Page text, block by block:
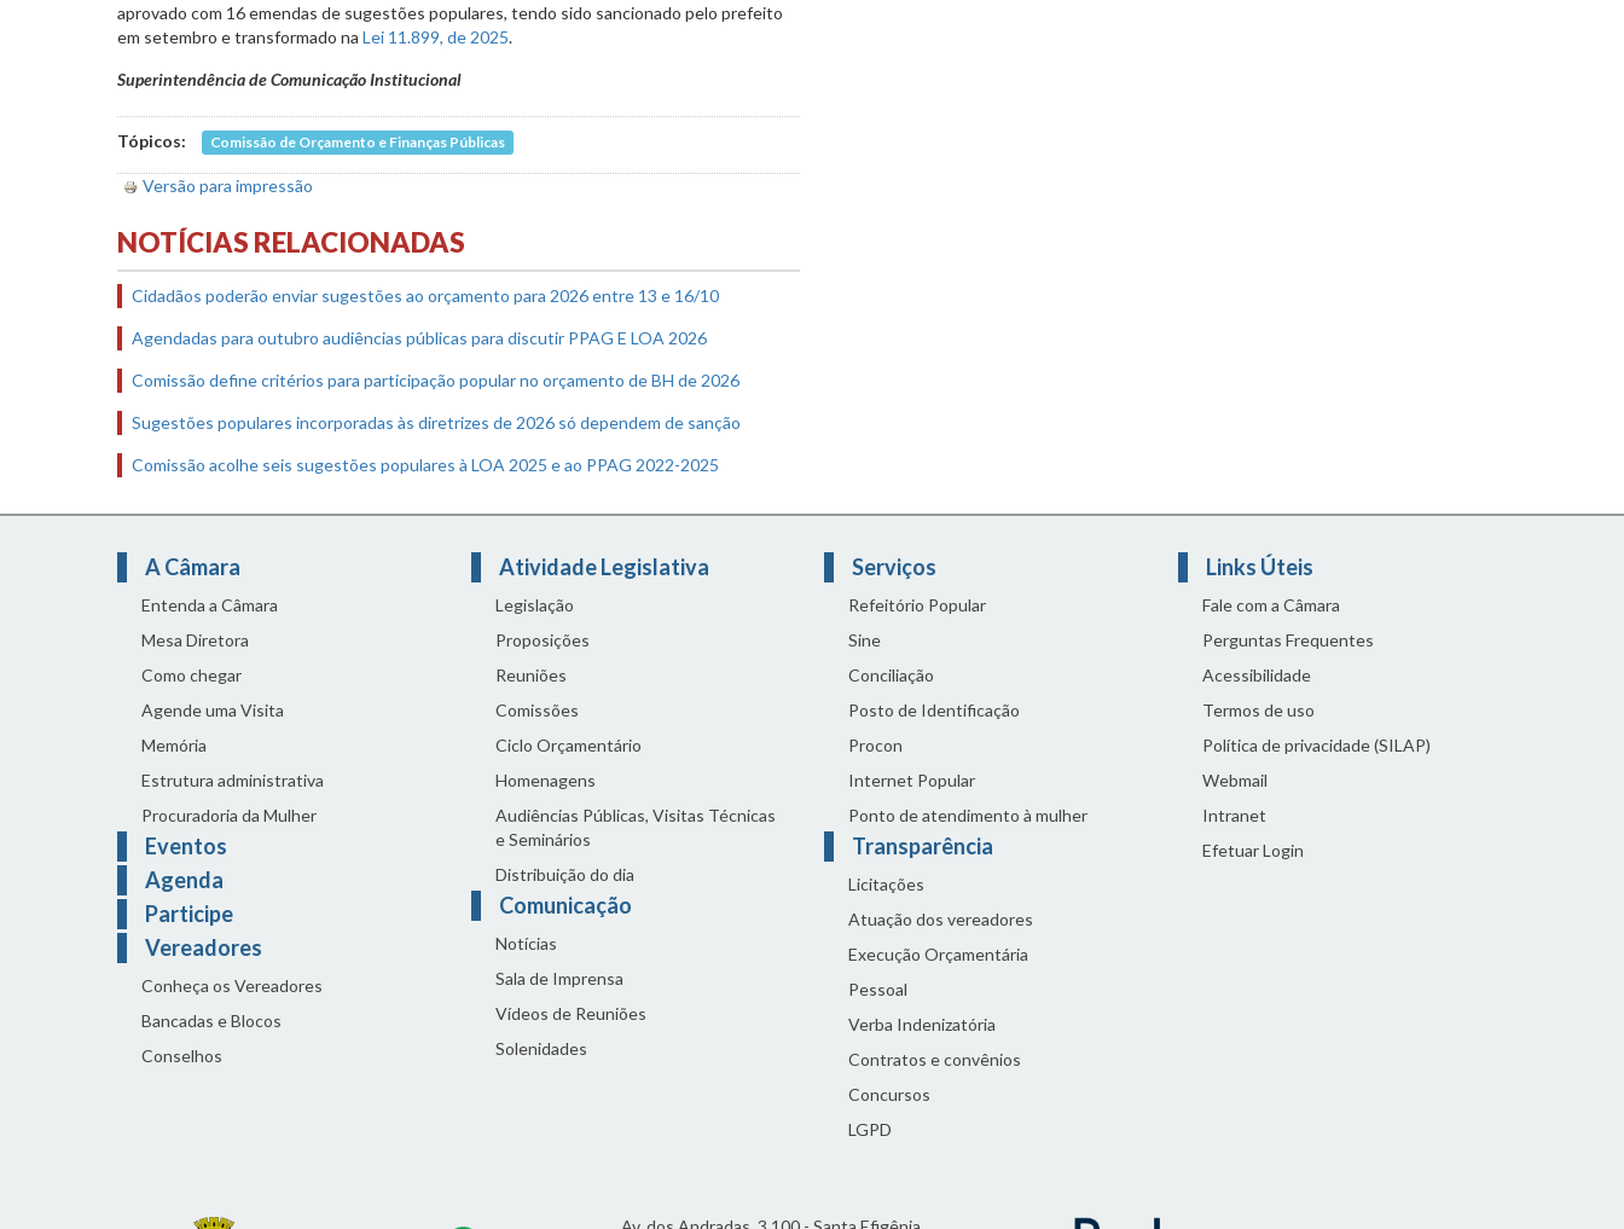
aprovado com 16 emendas de sugestões populares, tendo sido sancionado pelo prefeito
em setembro e transformado na Lei 11.899, de 2025.
Superintendência de Comunicação Institucional
Tópicos: Comissão de Orçamento e Finanças Públicas
Versão para impressão
NOTÍCIAS RELACIONADAS
Cidadãos poderão enviar sugestões ao orçamento para 2026 entre 13 e 16/10
Agendadas para outubro audiências públicas para discutir PPAG E LOA 2026
Comissão define critérios para participação popular no orçamento de BH de 2026
Sugestões populares incorporadas às diretrizes de 2026 só dependem de sanção
Comissão acolhe seis sugestões populares à LOA 2025 e ao PPAG 2022-2025
A Câmara
Entenda a Câmara
Mesa Diretora
Como chegar
Agende uma Visita
Memória
Estrutura administrativa
Procuradoria da Mulher
Eventos
Agenda
Participe
Vereadores
Conheça os Vereadores
Bancadas e Blocos
Conselhos
Atividade Legislativa
Legislação
Proposições
Reuniões
Comissões
Ciclo Orçamentário
Homenagens
Audiências Públicas, Visitas Técnicas
e Seminários
Distribuição do dia
Comunicação
Notícias
Sala de Imprensa
Vídeos de Reuniões
Solenidades
Serviços
Refeitório Popular
Sine
Conciliação
Posto de Identificação
Procon
Internet Popular
Ponto de atendimento à mulher
Transparência
Licitações
Atuação dos vereadores
Execução Orçamentária
Pessoal
Verba Indenizatória
Contratos e convênios
Concursos
LGPD
Links Úteis
Fale com a Câmara
Perguntas Frequentes
Acessibilidade
Termos de uso
Política de privacidade (SILAP)
Webmail
Intranet
Efetuar Login